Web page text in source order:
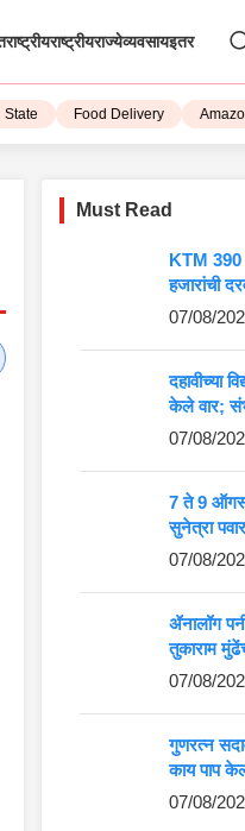
राष्ट्रीयराज्येव्यवसायइतर
Food Delivery Amazon
Must Read
KTM 390
हजारांची
5 मोठे बदल
07/08/
दहावीच्या
केले वार;
07/08/
7 ते 9
सुनेत्रा
आदिवासी
07/08/
ॲनालॉग
तुकाराम
मार्गांनी
07/08/
गुणरत्न
काय पाप
टीका
07/08/